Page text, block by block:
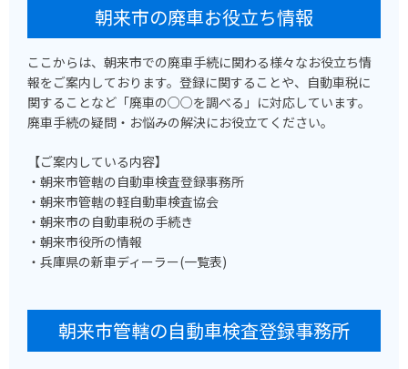
朝来市の廃車お役立ち情報
ここからは、朝来市での廃車手続に関わる様々なお役立ち情
報をご案内しております。登録に関することや、自動車税に
関することなど「廃車の○○を調べる」に対応しています。
廃車手続の疑問・お悩みの解決にお役立てください。
【ご案内している内容】
・朝来市管轄の自動車検査登録事務所
・朝来市管轄の軽自動車検査協会
・朝来市の自動車税の手続き
・朝来市役所の情報
・兵庫県の新車ディーラー(一覧表)
朝来市管轄の自動車検査登録事務所